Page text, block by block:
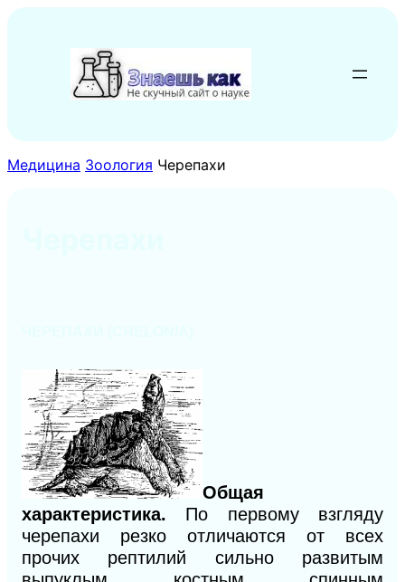
содержимому
Медицина Зоология Черепахи
Общая
характеристика. По первому взгляду
черепахи резко отличаются от всех
прочих рептилий сильно развитым